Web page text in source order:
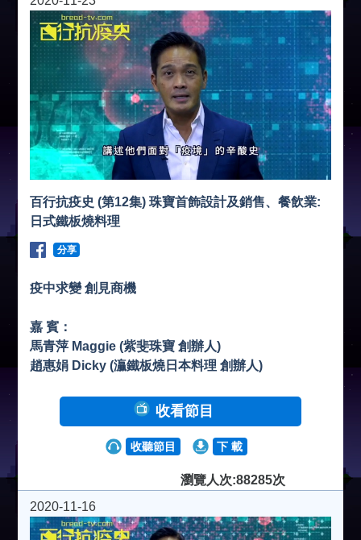
百行抗疫史 (第12集) 珠寶首飾設計及銷售、餐飲業:
日式鐵板燒料理
分享
疫中求變 創見商機
嘉 賓：
馬青萍 Maggie (紫斐珠寶 創辦人)
趙惠娟 Dicky (灜鐵板燒日本料理 創辦人)
收看節目
收聽節目 下 載
瀏覽人次:88285次
2020-11-16